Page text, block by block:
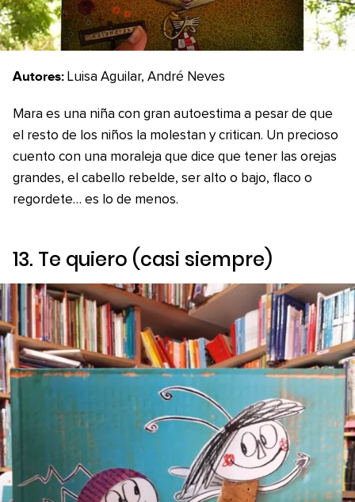
Autores: Luisa Aguilar, André Neves
Mara es una niña con gran autoestima a pesar de que
el resto de los niños la molestan y critican. Un precioso
cuento con una moraleja que dice que tener las orejas
grandes, el cabello rebelde, ser alto o bajo, flaco o
regordete… es lo de menos.
13. Te quiero (casi siempre)